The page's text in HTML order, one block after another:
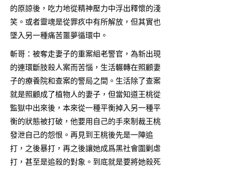
的原諒後，吃力地從精神壓力中浮出釋懷的淺
笑。或者靈魂是從罪疚中有所解放，但其實也
墜入另一種痛苦噩夢循環中。
斬哥：被奪走妻子的重案組老警官，為新出現
的連環斷肢殺人案而苦惱，生活輾轉在照顧妻
子的療養院和查案的警局之間。生活除了查案
就是照顧成了植物人的妻子，但當知道王桃從
監獄中出來後，本來從一種平衡掉入另一種平
衡的狀態被打破，他要用自己的手來制裁王桃
發泄自己的怨恨。再見到王桃後先是一陣追
打，之後暴打，再之後讓她成爲黑社會圍剿虐
打，甚至是追殺的對象。到底就是要將她殺死